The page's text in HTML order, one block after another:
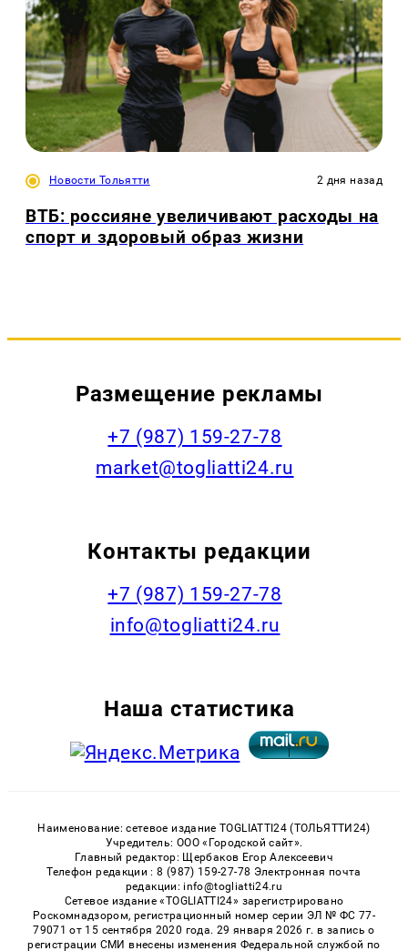
Новости Тольятти 2 дня назад
ВТБ: россияне увеличивают расходы на
спорт и здоровый образ жизни
Размещение рекламы
+7 (987) 159-27-78
market@togliatti24.ru
Контакты редакции
+7 (987) 159-27-78
info@togliatti24.ru
Наша статистика
Наименование: сетевое издание TOGLIATTI24 (ТОЛЬЯТТИ24)
Учредитель: ООО «Городской сайт».
Главный редактор: Щербаков Егор Алексеевич
Телефон редакции : 8 (987) 159-27-78 Электронная почта
редакции: info@togliatti24.ru
Сетевое издание «TOGLIATTI24» зарегистрировано
Роскомнадзором, регистрационный номер серии ЭЛ № ФС 77-
79071 от 15 сентября 2020 года. 29 января 2026 г. в запись о
регистрации СМИ внесены изменения Федеральной службой по